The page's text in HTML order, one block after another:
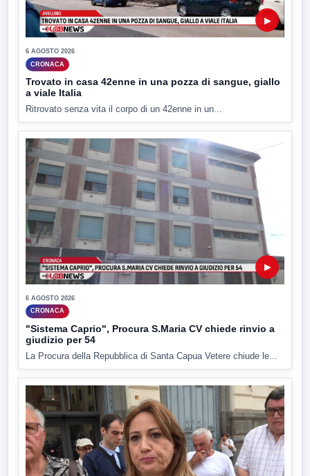
▶
6 AGOSTO 2026
CRONACA
Trovato in casa 42enne in una pozza di sangue, giallo
a viale Italia
Ritrovato senza vita il corpo di un 42enne in un...
▶
6 AGOSTO 2026
CRONACA
"Sistema Caprio", Procura S.Maria CV chiede rinvio a
giudizio per 54
La Procura della Repubblica di Santa Capua Vetere chiude le...